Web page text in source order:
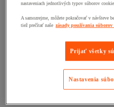
nastaveniach jednotlivých typov súborov
A samozrejme, môžete pokračovať v návšteve
tiež prečítať naše zásady používania súborov
Prijať všetky
Nastavenia